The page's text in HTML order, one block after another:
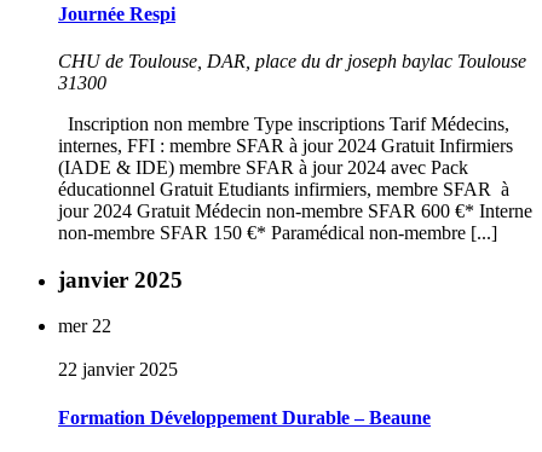
Journée Respi
CHU de Toulouse, DAR, place du dr joseph baylac Toulouse
31300
Inscription non membre Type inscriptions Tarif Médecins,
internes, FFI : membre SFAR à jour 2024 Gratuit Infirmiers
(IADE & IDE) membre SFAR à jour 2024 avec Pack
éducationnel Gratuit Etudiants infirmiers, membre SFAR à
jour 2024 Gratuit Médecin non-membre SFAR 600 €* Interne
non-membre SFAR 150 €* Paramédical non-membre [...]
janvier 2025
mer 22
22 janvier 2025
Formation Développement Durable – Beaune